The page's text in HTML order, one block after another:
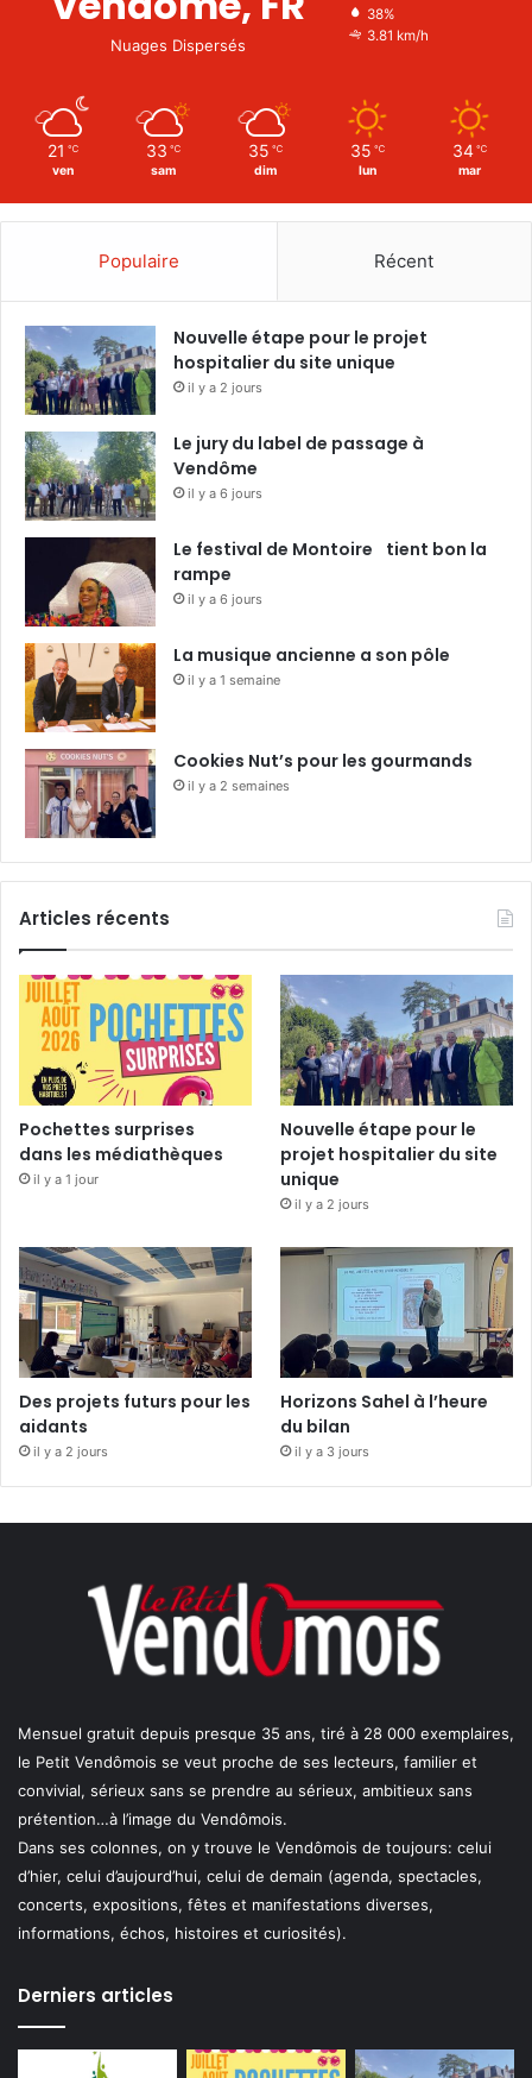
Nuages Dispersés
38%
3.81 km/h
21 ℃
ven
33 ℃
sam
35 ℃
dim
35 ℃
lun
34 ℃
mar
Populaire Récent
Nouvelle étape pour le projet
hospitalier du site unique
il y a 2 jours
Le jury du label de passage à
Vendôme
il y a 6 jours
Le festival de Montoire tient bon la
rampe
il y a 6 jours
La musique ancienne a son pôle
il y a 1 semaine
Cookies Nut’s pour les gourmands
il y a 2 semaines
Articles récents
Pochettes surprises
dans les médiathèques
il y a 1 jour
Nouvelle étape pour le
projet hospitalier du site
unique
il y a 2 jours
Des projets futurs pour les
aidants
il y a 2 jours
Horizons Sahel à l’heure
du bilan
il y a 3 jours
Mensuel gratuit depuis presque 35 ans, tiré à 28 000 exemplaires,
le Petit Vendômois se veut proche de ses lecteurs, familier et
convivial, sérieux sans se prendre au sérieux, ambitieux sans
prétention…à l’image du Vendômois.
Dans ses colonnes, on y trouve le Vendômois de toujours: celui
d’hier, celui d’aujourd’hui, celui de demain (agenda, spectacles,
concerts, expositions, fêtes et manifestations diverses,
informations, échos, histoires et curiosités).
Derniers articles